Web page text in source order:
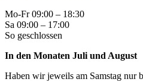
Mo-Fr 09:00 – 18:30
Sa 09:00 – 17:00
So geschlossen
In den Monaten Juli und August
Haben wir jeweils am Samstag nur